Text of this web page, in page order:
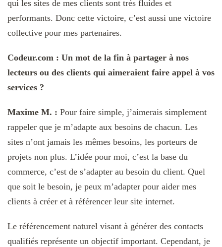
qui les sites de mes clients sont très fluides et
performants. Donc cette victoire, c’est aussi une victoire
collective pour mes partenaires.
Codeur.com : Un mot de la fin à partager à nos
lecteurs ou des clients qui aimeraient faire appel à vos
services ?
Maxime M. : Pour faire simple, j’aimerais simplement
rappeler que je m’adapte aux besoins de chacun. Les
sites n’ont jamais les mêmes besoins, les porteurs de
projets non plus. L’idée pour moi, c’est la base du
commerce, c’est de s’adapter au besoin du client. Quel
que soit le besoin, je peux m’adapter pour aider mes
clients à créer et à référencer leur site internet.
Le référencement naturel visant à générer des contacts
qualifiés représente un objectif important. Cependant, je